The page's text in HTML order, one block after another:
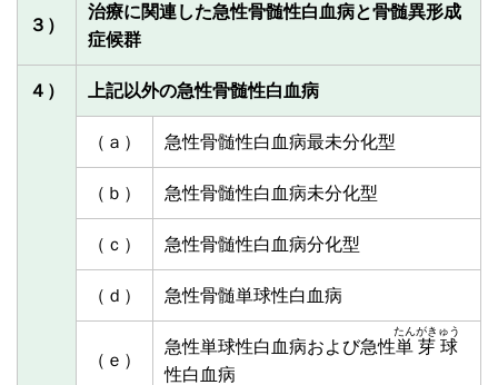
３）
治療に関連した急性骨髄性白血病と骨髄異形成
症候群
４） 上記以外の急性骨髄性白血病
（ａ） 急性骨髄性白血病最未分化型
（ｂ） 急性骨髄性白血病未分化型
（ｃ） 急性骨髄性白血病分化型
（ｄ） 急性骨髄単球性白血病
（ｅ）
急性単球性白血病および急性単芽球
たんがきゅう
性白血病